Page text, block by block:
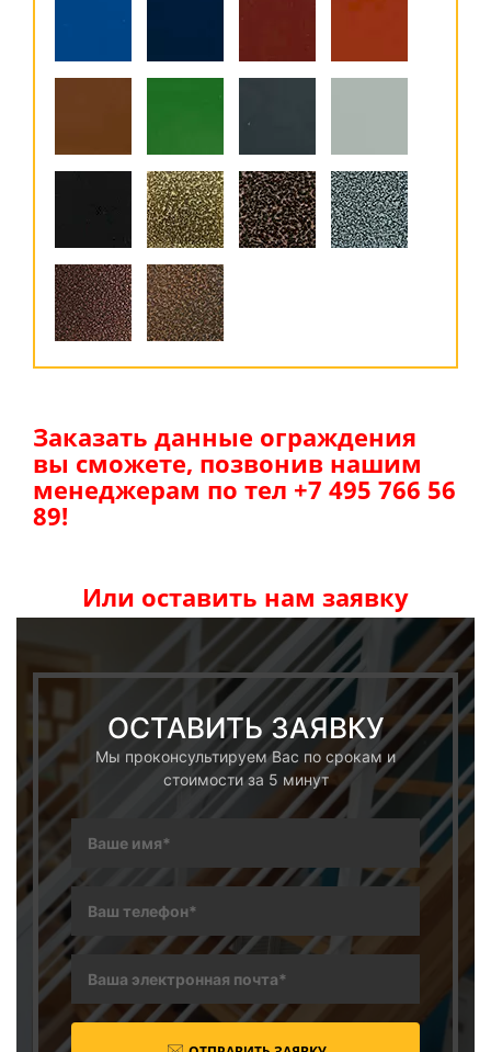
Заказать данные ограждения
вы сможете, позвонив нашим
менеджерам по тел +7 495 766 56
89!
Или оставить нам заявку
ОСТАВИТЬ ЗАЯВКУ
Мы проконсультируем Вас по срокам и
стоимости за 5 минут